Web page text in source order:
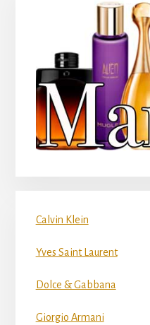
Calvin Klein
Yves Saint Laurent
Dolce & Gabbana
Giorgio Armani